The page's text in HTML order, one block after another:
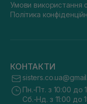
Умови використання
Політика
КОНТАКТИ
Пн.-Пт. з 10:00 до
Сб.-Нд. з 11:00 до